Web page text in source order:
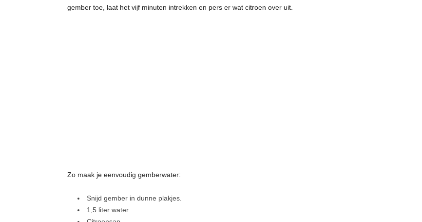
gember toe, laat het vijf minuten intrekken en pers er wat citroen over uit.
Zo maak je eenvoudig gemberwater:
Snijd gember in dunne plakjes.
1,5 liter water.